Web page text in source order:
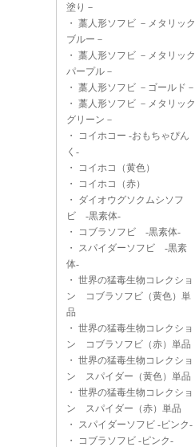
塗り－
・ 藁人形ソフビ －メタリック
ブルー－
・ 藁人形ソフビ －メタリック
パープル－
・ 藁人形ソフビ －ゴールド－
・ 藁人形ソフビ －メタリック
グリーン－
・
コイホコー -おもちゃぴん
く-
・
コイホコ（黄色）
・
コイホコ（赤）
・ ダイオウグソクムシソフ
ビ -黒素体-
・
コブラソフビ -黒素体-
・ スパイダーソフビ -黒素
体-
・ 世界の猛毒生物コレクショ
ン コブラソフビ（黄色）単
品
・ 世界の猛毒生物コレクショ
ン コブラソフビ（赤）単品
・ 世界の猛毒生物コレクショ
ン スパイダー（黄色）単品
・ 世界の猛毒生物コレクショ
ン スパイダー（赤）単品
・ スパイダーソフビ -ピンク-
・
コブラソフビ -ピンク-